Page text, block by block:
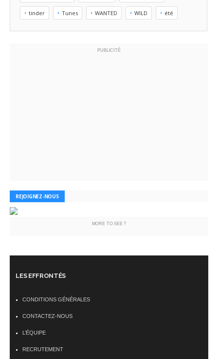
tinder Tunes WANTED WILD été
PUBLICITÉ
REJOIGNEZ-NOUS
MORE TO SEE ?
LES EFFRONTÉS
CONDITIONS GÉNÉRALES
CONTACTEZ-NOUS
L’ÉQUIPE
RECRUTEMENT